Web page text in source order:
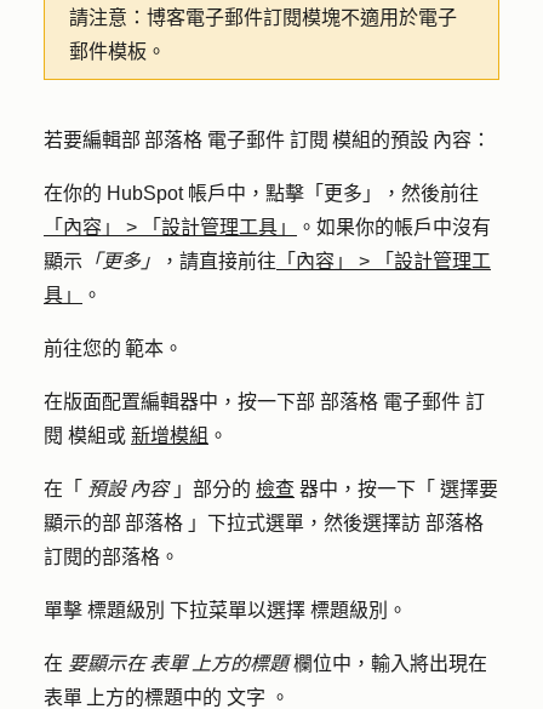
請注意：博客電子郵件訂閱模塊不適用於電子
郵件模板。
若要編輯部 部落格 電子郵件 訂閱 模組的預設 內容：
在你的 HubSpot 帳戶中，點擊 「更多」
，然後前往
「內容」
> 「設計管理工具」
。如果你的帳戶中沒有
顯示 「更多」 ，請直接前往 「內容」 >
「設計管理工
具」
。
前往您的 範本。
在版面配置編輯器中，按一下部 部落格 電子郵件 訂
閱 模組或 新增模組 。
在「 預設 內容」部分的 檢查 器中，按一下「 選擇要
顯示的部 部落格 」下拉式選單，然後選擇訪 部落格
訂閱的部落格。
單擊 標題級別 下拉菜單以選擇 標題級別 。
在 要顯示在 表單 上方的標題欄位中，輸入將出現在
表單 上方的標題中的 文字 。